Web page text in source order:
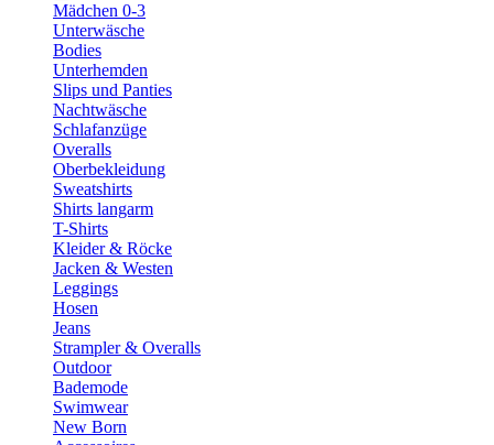
Mädchen 0-3
Unterwäsche
Bodies
Unterhemden
Slips und Panties
Nachtwäsche
Schlafanzüge
Overalls
Oberbekleidung
Sweatshirts
Shirts langarm
T-Shirts
Kleider & Röcke
Jacken & Westen
Leggings
Hosen
Jeans
Strampler & Overalls
Outdoor
Bademode
Swimwear
New Born